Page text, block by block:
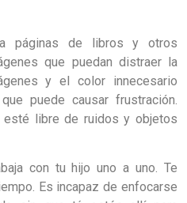
páginas de libros y otros
que puedan distraer la
y el color innecesario
puede causar frustración.
libre de ruidos y objetos
con tu hijo uno a uno. Te
Es incapaz de enfocarse